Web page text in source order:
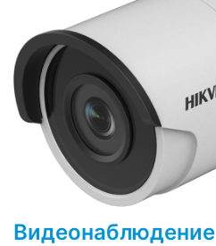
Видеонаблюдение